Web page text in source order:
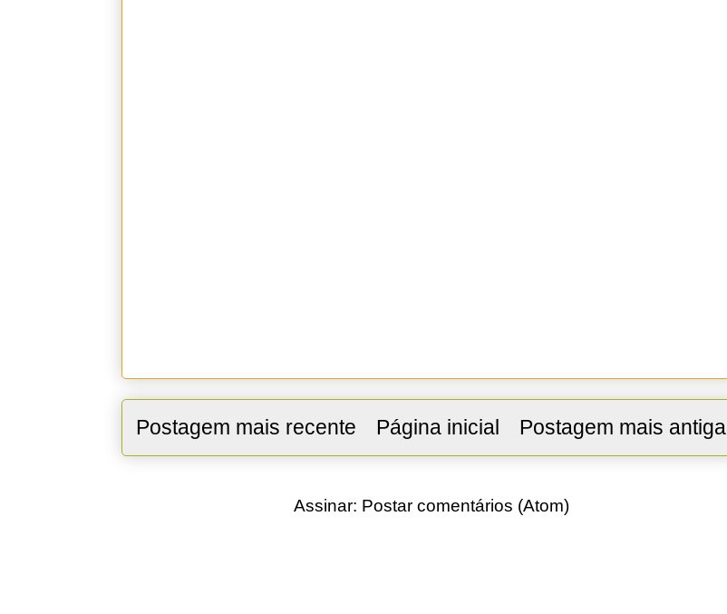
Postagem mais recente Postagem mais antiga
Página inicial
Assinar: Postar comentários (Atom)